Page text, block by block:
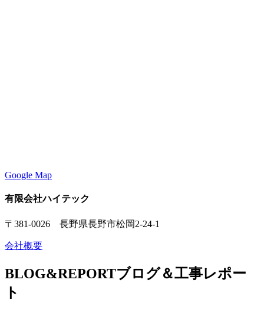
Google Map
有限会社ハイテック
〒381-0026 長野県長野市松岡2-24-1
会社概要
BLOG&REPORTブログ＆工事レポー
ト